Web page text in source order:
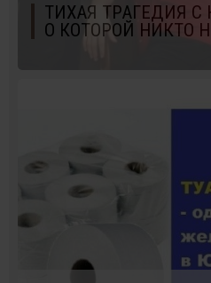
ТИХАЯ ТРАГЕДИЯ
О КОТОРОЙ НИКТО